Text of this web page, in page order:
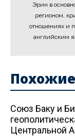
Эрин в
регионом,
отношениях и
английским
Союз Баку и
Центральной